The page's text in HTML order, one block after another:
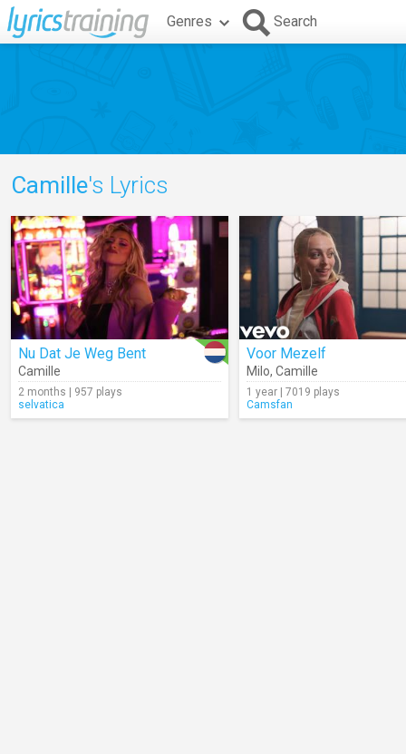
Genres Search
Camille's Lyrics
Nu Dat Je Weg Bent
Camille
2 months | 957 plays
selvatica
Voor Mezelf
Milo, Camille
1 year | 7019 plays
Camsfan